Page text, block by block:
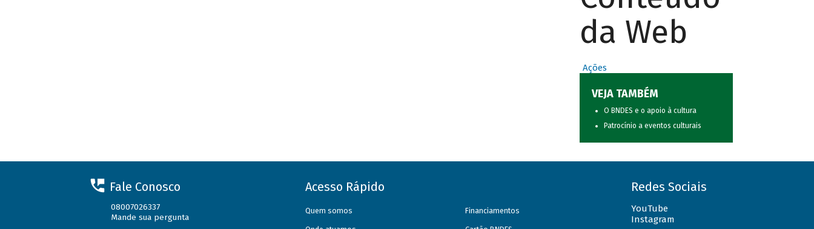
da Web
Ações
VEJA TAMBÉM
O BNDES e o apoio à cultura
Patrocínio a eventos culturais
Fale Conosco
08007026337
Mande sua pergunta
Acesso Rápido
Quem somos Financiamentos
Redes Sociais
YouTube
Instagram